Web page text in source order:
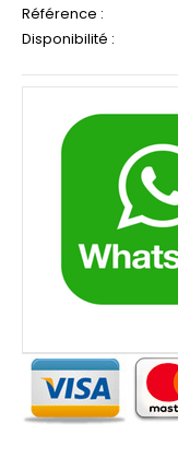
Référence :
Disponibilité :